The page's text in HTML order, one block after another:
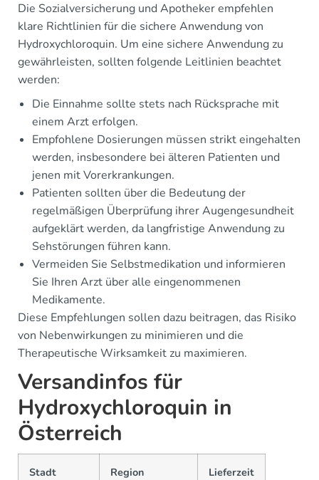
Die Sozialversicherung und Apotheker empfehlen
klare Richtlinien für die sichere Anwendung von
Hydroxychloroquin. Um eine sichere Anwendung zu
gewährleisten, sollten folgende Leitlinien beachtet
werden:
Die Einnahme sollte stets nach Rücksprache mit
einem Arzt erfolgen.
Empfohlene Dosierungen müssen strikt eingehalten
werden, insbesondere bei älteren Patienten und
jenen mit Vorerkrankungen.
Patienten sollten über die Bedeutung der
regelmäßigen Überprüfung ihrer Augengesundheit
aufgeklärt werden, da langfristige Anwendung zu
Sehstörungen führen kann.
Vermeiden Sie Selbstmedikation und informieren
Sie Ihren Arzt über alle eingenommenen
Medikamente.
Diese Empfehlungen sollen dazu beitragen, das Risiko
von Nebenwirkungen zu minimieren und die
Therapeutische Wirksamkeit zu maximieren.
Versandinfos für
Hydroxychloroquin in
Österreich
Stadt Region Lieferzeit